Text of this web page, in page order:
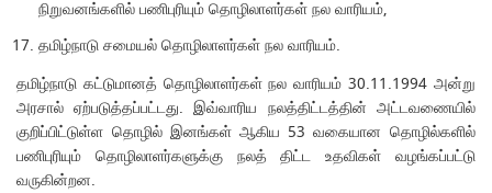
நிறுவனங்களில் பணிபுரியும் தொழிலாளர்கள் நல வாரியம்,
தமிழ்நாடு சமையல் தொழிலாளர்கள் நல வாரியம்.
தமிழ்நாடு கட்டுமானத் தொழிலாளர்கள் நல வாரியம் 30.11.1994 அன்று
அரசால் ஏற்படுத்தப்பட்டது. இவ்வாரிய நலத்திட்டத்தின் அட்டவணையில்
குறிப்பிட்டுள்ள தொழில் இனங்கள் ஆகிய 53 வகையான தொழில்களில்
பணிபுரியும் தொழிலாளர்களுக்கு நலத் திட்ட உதவிகள் வழங்கப்பட்டு
வருகின்றன.